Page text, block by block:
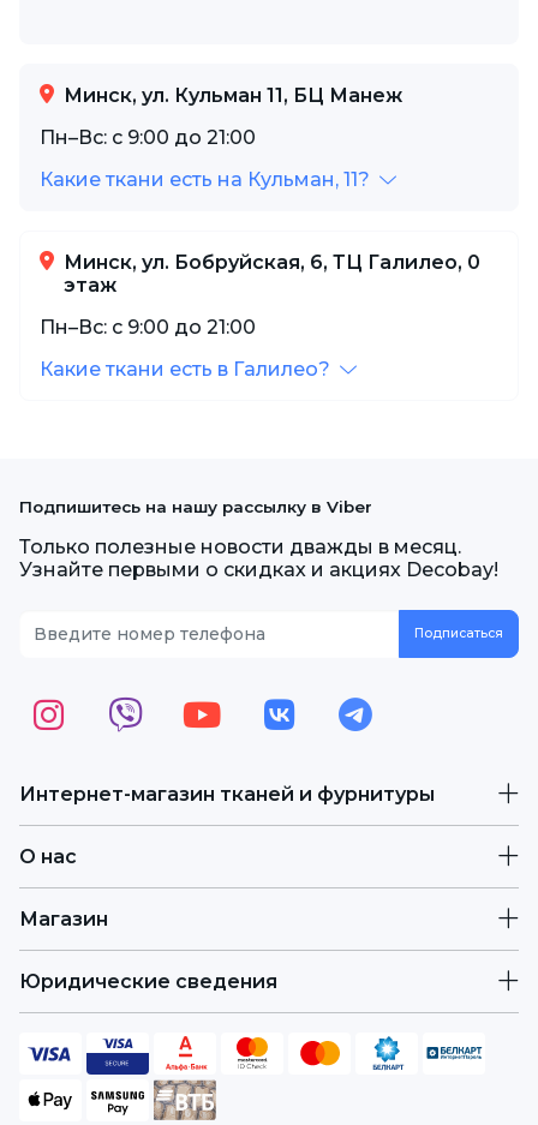
Минск, ул. Кульман 11, БЦ Манеж
Пн–Вс: с 9:00 до 21:00
Какие ткани есть на Кульман, 11?
Минск, ул. Бобруйская, 6, ТЦ Галилео, 0
этаж
Пн–Вс: с 9:00 до 21:00
Какие ткани есть в Галилео?
Интернет-магазин тканей и фурнитуры
О нас
Магазин
Юридические сведения
Подпишитесь на нашу рассылку в Viber
Только полезные новости дважды в месяц.
Узнайте первыми о скидках и акциях Decobay!